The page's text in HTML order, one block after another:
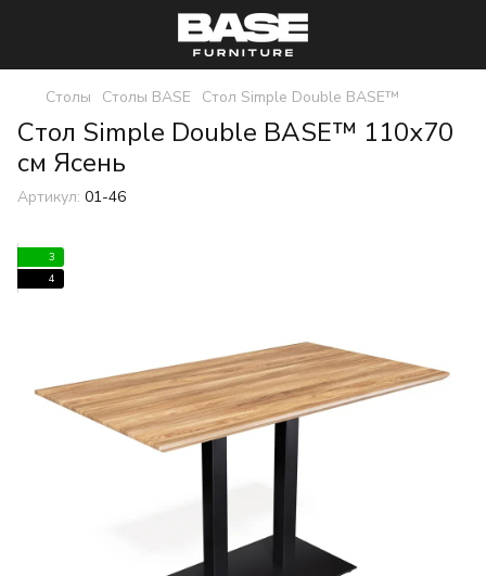
Столы Столы BASE Стол Simple Double BASE™
Стол Simple Double BASE™ 110х70
см Ясень
Артикул: 01-46
3
4